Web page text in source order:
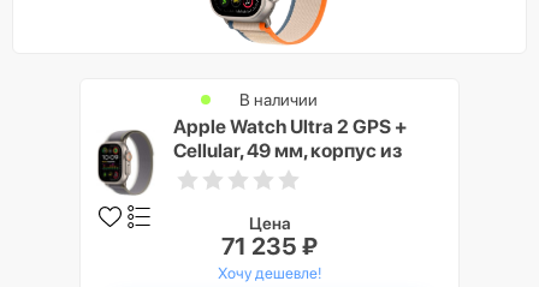
Apple Watch Ultra 2 GPS +
Cellular, 49 мм, корпус из
титана, ремешок Trail
размер M/L
В наличии
Цена
71 235 ₽
Хочу дешевле!